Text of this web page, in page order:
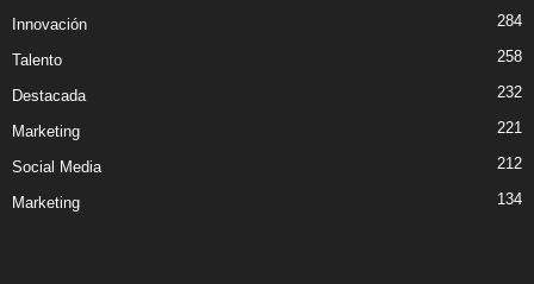
Innovación 284
Talento 258
Destacada 232
Marketing 221
Social Media 212
Marketing 134